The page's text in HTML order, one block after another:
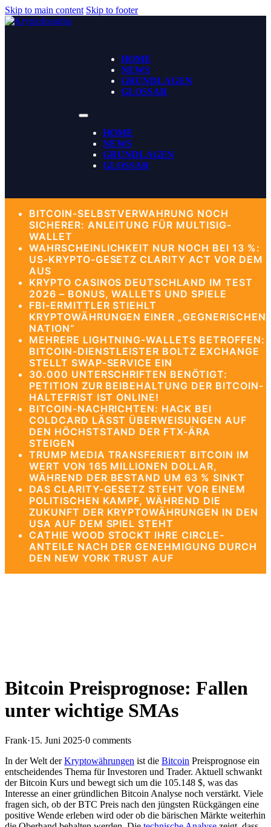
Skip to main content Skip to footer
HOME
NEWS
GRUNDLAGEN
GLOSSAR
HOME
NEWS
GRUNDLAGEN
GLOSSAR
BITCOIN-SELBSTVERWAHRUNG NOCH
SICHERER: ANLEITUNG FÜR MULTISIG-
WALLET
WAHRSCHEINLICHKEIT NUR NOCH BEI 13 %:
US-KRYPTO-GESETZ CLARITY ACT VOR DEM
AUS
KRYPTO CASINOS DEUTSCHLAND IM TEST
2026 – BONUS, WALLETS UND SPIELE
FBI-ERMITTLER STIEHLT
KRYPTOWÄHRUNGEN EINER „GEGNERISCHEN
NATION“
MEHRERE LIGHTNING-WALLETS BETROFFEN:
BITCOIN-DIENSTLEISTER BOLTZ EXCHANGE
STELLT SWAP-SERVICE EIN
30.000 UNTERSCHRIFTEN BENÖTIGT:
PETITION ZUR BEIBEHALTUNG DER BITCOIN-
HALTEFRIST IST ONLINE!
BITCOIN-NACHRICHTEN: HACK BEI
COLDCARD LÄSST ÜBERWEISUNGEN AUF
DEN HÖCHSTSTAND DER FTX-ÄRA
STEIGEN
TRUMP MEDIA TRANSFERIERT BITCOIN IM
WERT VON 165 MILLIONEN DOLLAR,
WÄHREND DER BESTAND UM 63 % SINKT
DAS CLARITY-GESETZ STEHT VOR EINEM
POLITISCHEN KAMPF, WÄHREND DIE
ZUKUNFT DER KRYPTOWÄHRUNGEN IN DEN
USA AUF DEM SPIEL STEHT
CATHIE WOOD STOCKT IHRE CIRCLE-
ANTEILE NACH DER GENEHMIGUNG DURCH
DEN NEW YORK TRUST AUF
Bitcoin Preisprognose: Fallen
unter wichtige SMAs
Frank·15. Juni 2025·0 comments
In der Welt derKryptowährungen ist die Bitcoin Preisprognose ein
entscheidendes Thema für Investoren und Trader. Aktuell schwankt
der Bitcoin Kurs und bewegt sich um die 105.148 $, was das
Interesse an einer gründlichen Bitcoin Analyse noch verstärkt. Viele
fragen sich, ob der BTC Preis nach den jüngsten Rückgängen eine
positive Wende erleben wird oder ob die bärischen Märkte weiterhin